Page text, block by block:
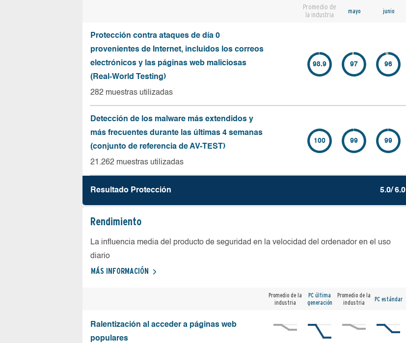
Promedio de
la industria
mayo junio
Protección contra ataques de día 0
provenientes de Internet, incluidos los correos
electrónicos y las páginas web maliciosas
(Real-World Testing)
282 muestras utilizadas
98.9 97 96
Detección de los malware más extendidos y
más frecuentes durante las últimas 4 semanas
(conjunto de referencia de AV-TEST)
21.262 muestras utilizadas
100 99 99
Resultado Protección 5.0/ 6.0
Rendimiento
La influencia media del producto de seguridad en la velocidad del ordenador en el uso
diario
MÁS INFORMACIÓN
Promedio de la
industria
PC última
generación
Promedio de la
industria
PC estándar
Ralentización al acceder a páginas web
populares